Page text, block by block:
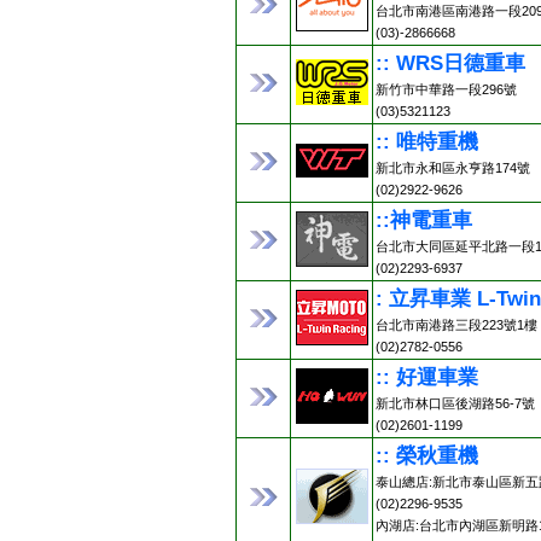
台北市南港區南港路一段
(03)-2866668
:: WRS日德重車
新竹市中華路一段296號
(03)5321123
:: 唯特重機
新北市永和區永亨路174號
(02)2922-9626
::神電重車
台北市大同區延平北路一段
(02)2293-6937
: 立昇車業 L-Twin
台北市南港路三段223號1樓
(02)2782-0556
:: 好運車業
新北市林口區後湖路56-7號
(02)2601-1199
:: 榮秋重機
泰山總店:新北市泰山區新
(02)2296-9535
內湖店:台北市內湖區新明